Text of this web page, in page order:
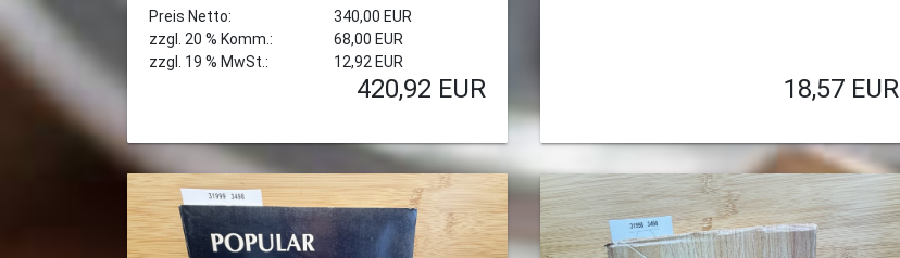
Preis Netto:
340,00 EUR
zzgl. 20 % Komm.:
68,00 EUR
zzgl. 19 % MwSt.:
12,92 EUR
420,92 EUR 18,57 EUR